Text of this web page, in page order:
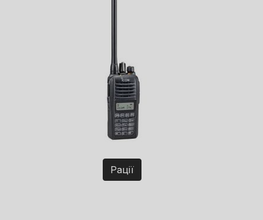
Рації